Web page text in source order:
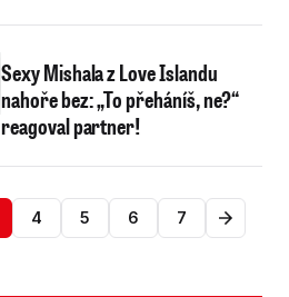
Sexy Mishala z Love Islandu
nahoře bez: „To přeháníš, ne?“
reagoval partner!
4 5 6 7